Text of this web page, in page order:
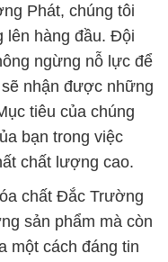
Phát, chúng tôi
lên hàng đầu. Đội
ngừng nỗ lực để
nhận được những
tiêu của chúng
bạn trong việc
chất lượng cao.
chất Đắc Trường
sản phẩm mà còn
một cách đáng tin